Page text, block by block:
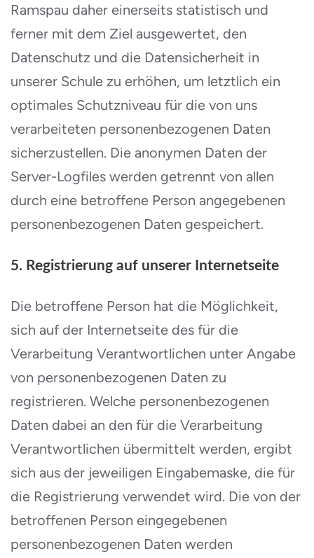
Ramspau daher einerseits statistisch und
ferner mit dem Ziel ausgewertet, den
Datenschutz und die Datensicherheit in
unserer Schule zu erhöhen, um letztlich ein
optimales Schutzniveau für die von uns
verarbeiteten personenbezogenen Daten
sicherzustellen. Die anonymen Daten der
Server-Logfiles werden getrennt von allen
durch eine betroffene Person angegebenen
personenbezogenen Daten gespeichert.
5. Registrierung auf unserer Internetseite
Die betroffene Person hat die Möglichkeit,
sich auf der Internetseite des für die
Verarbeitung Verantwortlichen unter Angabe
von personenbezogenen Daten zu
registrieren. Welche personenbezogenen
Daten dabei an den für die Verarbeitung
Verantwortlichen übermittelt werden, ergibt
sich aus der jeweiligen Eingabemaske, die für
die Registrierung verwendet wird. Die von der
betroffenen Person eingegebenen
personenbezogenen Daten werden